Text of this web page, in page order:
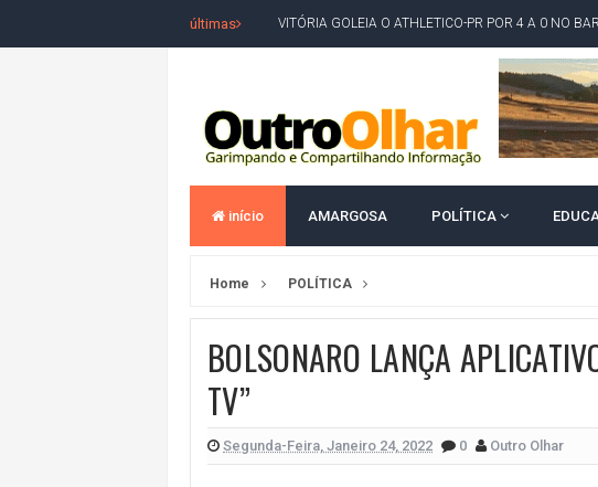
últimas VITÓRIA GOLEIA O ATHLETICO-PR POR 4 A 0 NO
BAHIA TEM PIOR DESEMPENHO DO NORDESTE
MILEI CHAMA LULA DE "LADRÃO E CORRUPTO" E
ACM NETO LIDERA EM TODOS OS CENÁRIOS DA
LEVARAM CELULARES: Prefeito e presidente de
CONVENÇÃO DO PT MARCA INÍCIO DA
REDES SOCIAIS REFLETEM DISPUTA PELO
VÍTIMA DE HOMICÍDIO EM SALVADOR, LORAN
JERÔNIMO LIDERA REJEIÇÃO NA BAHIA COM 40%;
início AMARGOSA POLÍTICA
Home POLÍTICA
BOLSONARO LANÇA
TV”
Segunda-Feira, Janeiro 24, 2022 0 Outro Olhar